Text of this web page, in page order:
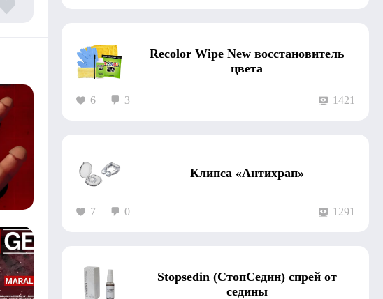
Recolor Wipe New восстановитель
цвета
6 3 1421
Клипса «Антихрап»
7 0 1291
Stopsedin (СтопСедин) спрей от
седины